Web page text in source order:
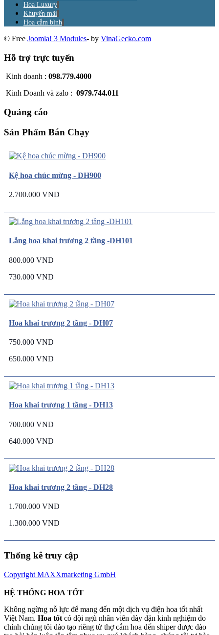
Hoa Luxury
Khuyến mãi
Hoa cắm bình
© Free Joomla! 3 Modules- by VinaGecko.com
Hỗ trợ trực tuyến
Kinh doanh : 098.779.4000
Kinh Doanh và zalo : 0979.744.011
Quảng cáo
Sản Phẩm Bán Chạy
Kệ hoa chúc mừng - DH900
2.700.000 VND
Lẵng hoa khai trương 2 tầng -DH101
800.000 VND
730.000 VND
Hoa khai trương 2 tầng - DH07
750.000 VND
650.000 VND
Hoa khai trương 1 tầng - DH13
700.000 VND
640.000 VND
Hoa khai trương 2 tầng - DH28
1.700.000 VND
1.300.000 VND
Thống kê truy cập
Copyright MAXXmarketing GmbH
HỆ THỐNG HOA TỐT
Không ngừng nỗ lực để mang đến một dịch vụ điện hoa tốt nhất
Việt Nam. Hoa tốt có đội ngũ nhân viên dày dặn kinh nghiệm do
chính chúng tôi đào tạo riêng từ thợ cắm hoa đến shiper được đào